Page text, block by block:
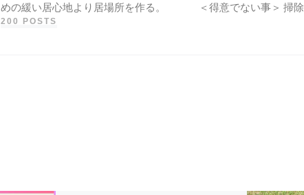
めの緩い居心地より居場所を作る。 ＜得意でない事＞ 掃除
200 POSTS